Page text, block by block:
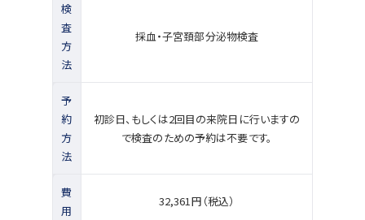
検
査
方
法
採血・子宮頚部分泌物検査
予
約
方
法
初診日、もしくは2回目の来院日に行いますの
で検査のための予約は不要です。
費
用
32,361円（税込）